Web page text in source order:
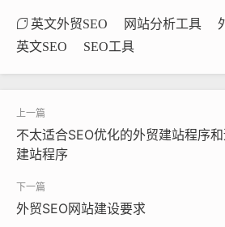
英文外贸SEO 网站分析工具
英文SEO
SEO工具
不太适合SEO优化的外贸建站程序
建站程序
外贸SEO网站建设要求